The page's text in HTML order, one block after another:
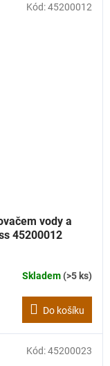
vody a
45200012
Skladem(>5 ks)
Do košíku
Kód:45200012
Kód:45200023